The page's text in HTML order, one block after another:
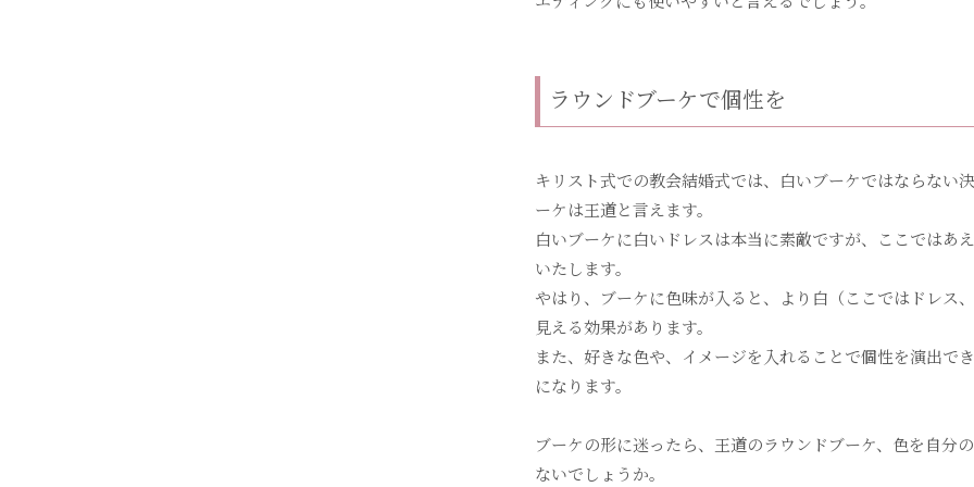
ラウンドブーケで個性を
キリスト式での教会結婚式では、白いブーケではならない
ーケは王道と言えます。
白いブーケに白いドレスは本当に素敵ですが、ここではあ
いたします。
やはり、ブーケに色味が入ると、より白（ここではドレス
見える効果があります。
また、好きな色や、イメージを入れることで個性を演出で
になります。
ブーケの形に迷ったら、王道のラウンドブーケ、色を自分
ないでしょうか。